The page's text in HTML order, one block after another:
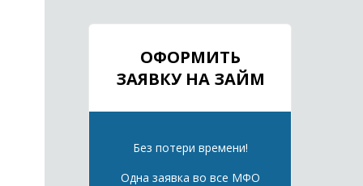
ОФОРМИТЬ
ЗАЯВКУ НА ЗАЙМ
Без потери времени!
Одна заявка во все МФО